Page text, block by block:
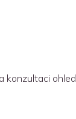
konzultaci